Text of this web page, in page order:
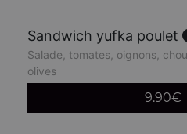
Sandwich yufka poulet
Salade, tomates, oignons,
olives
9.90€